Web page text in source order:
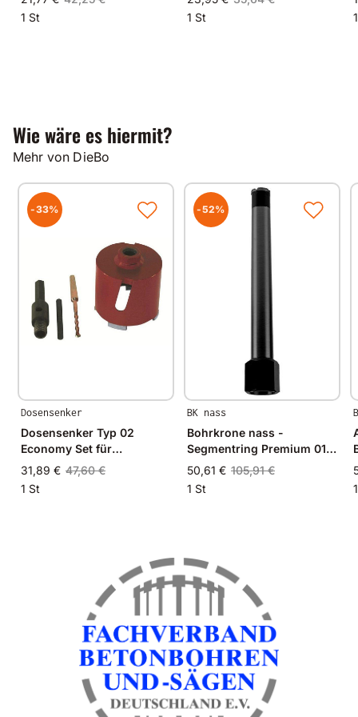
1 St
1 St
Wie wäre es hiermit?
Mehr von DieBo
-33%
Dosensenker
Dosensenker Typ 02
Economy Set für
Mauerwerk
31,89 € 47,60 €
1 St
-52%
BK nass
Bohrkrone nass -
Segmentring Premium 015
- 1 1/4 Zoll
50,61 € 105,91 €
1 St